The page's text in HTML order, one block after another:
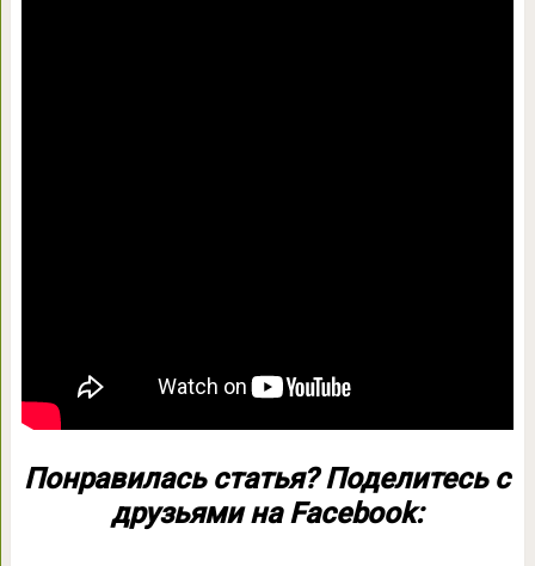
Понравилась статья? Поделитесь с
друзьями на Facebook: